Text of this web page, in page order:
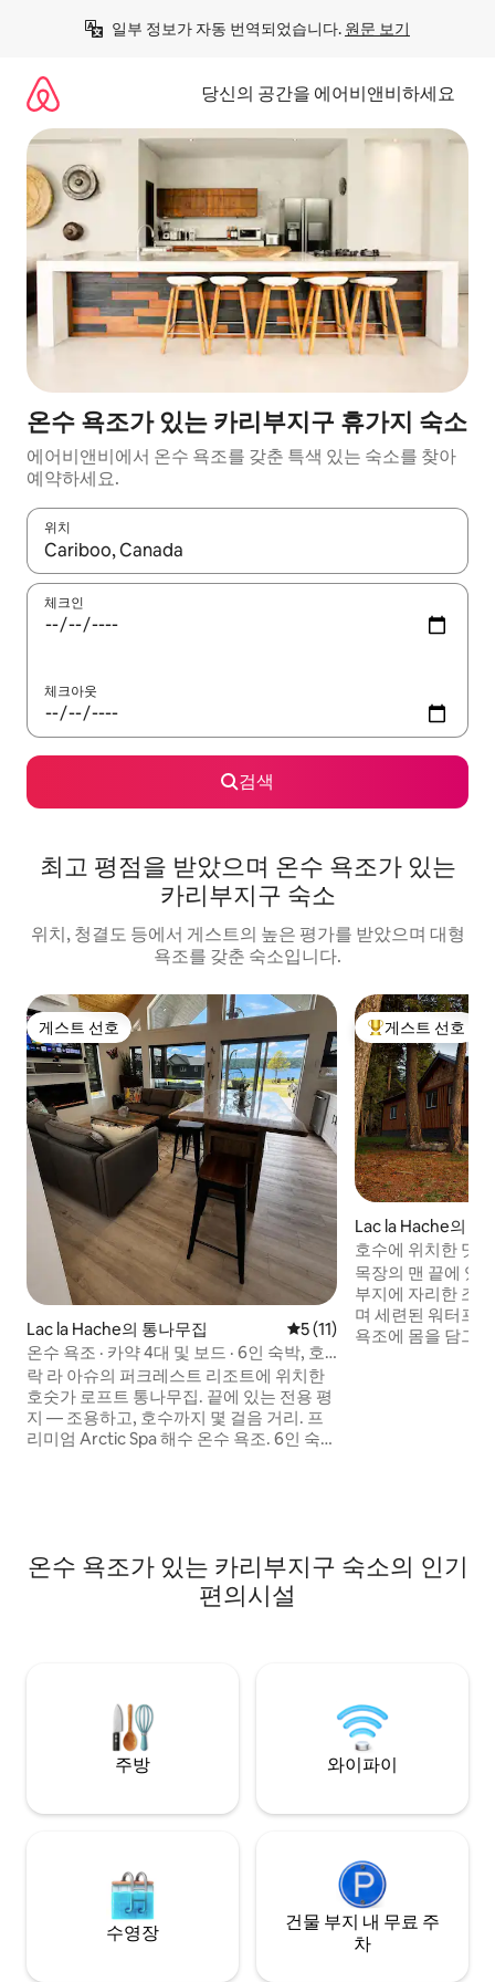
일부 정보가 자동 번역되었습니다. 원문 보기
당신의 공간을 에어비앤비하세요
온수 욕조가 있는 카리부지구 휴가지 숙소
에어비앤비에서 온수 욕조를 갖춘 특색 있는 숙소를 찾아
예약하세요.
위치
결과가 나오면 위·아래 화살표 키를 사용하거나 터치 또는 스와이
체크인
체크아웃
검색
최고 평점을 받았으며 온수 욕조가 있는
카리부지구 숙소
위치, 청결도 등에서 게스트의 높은 평가를 받았으며 대형
욕조를 갖춘 숙소입니다.
게스트 선호
게스트 선호
Lac la Hache의 통나무집 평점 5점(5점 만점), 후기 11
5 (11)
온수 욕조 · 카약 4대 및 보드 · 6인 숙박, 호
숫가
락 라 아슈의 퍼크레스트 리조트에 위치한
호숫가 로프트 통나무집. 끝에 있는 전용 평
지 — 조용하고, 호수까지 몇 걸음 거리. 프
리미엄 Arctic Spa 해수 온수 욕조. 6인 숙박
로 접근할 수 있습니다. 수영, 트로피 낚시,
오프로드, 사냥. 겨울: 스노모빌, 얼음 낚시,
산. 티모시 스키. 스마트 TV, Starlink 와이파
상위 게스트 선호
게스트 선호
Lac la Hache의 통
호수에 위치한 멋
포함
목장의 맨 끝에 있
부지에 자리한 조
며 세련된 워터프
욕조에 몸을 담그
온수 욕조가 있는 카리부지구 숙소의 인기
편의시설
주방 와이파이
수영장
건물 부지 내 무료 주
차